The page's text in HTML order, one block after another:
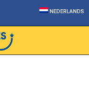
NEDERLANDS